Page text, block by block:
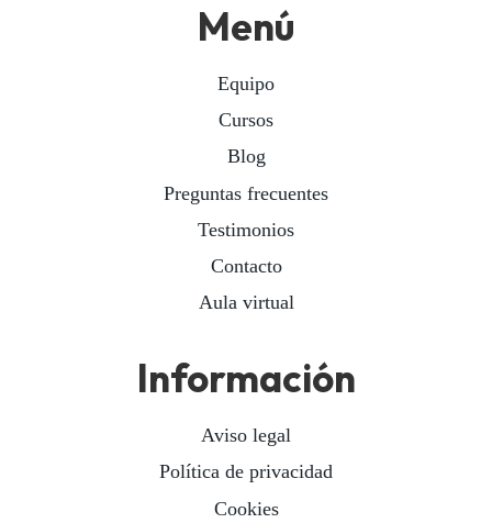
Menú
Equipo
Cursos
Blog
Preguntas frecuentes
Testimonios
Contacto
Aula virtual
Información
Aviso legal
Política de privacidad
Cookies